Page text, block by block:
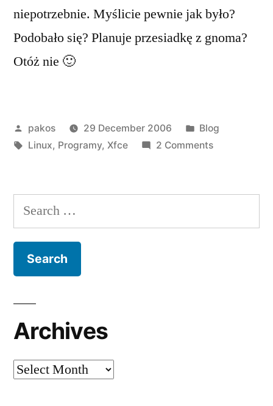
niepotrzebnie. Myślicie pewnie jak było?
Podobało się? Planuje przesiadkę z gnoma?
Otóż nie 🙂
Posted
by
pakos 29 December 2006
Posted
in
Blog
Tags:
Linux, Programy, Xfce 2 Commentson
Search
for:
Archives
Archives